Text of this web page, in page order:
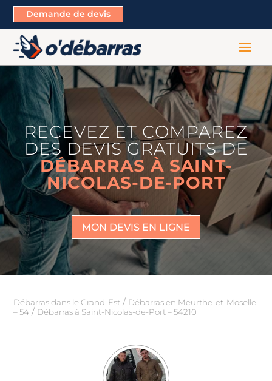
Demande de devis
RECEVEZ ET COMPAREZ
DES DEVIS GRATUITS DE
DÉBARRAS À SAINT-
NICOLAS-DE-PORT
MON DEVIS EN LIGNE
Débarras dans le Grand-Est / Débarras en Meurthe-et-Moselle
– 54 / Débarras à Saint-Nicolas-de-Port – 54210